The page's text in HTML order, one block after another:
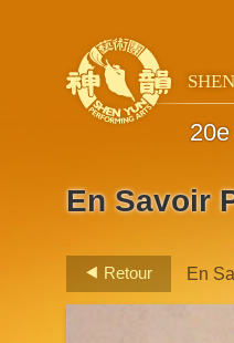
En Savoir
Retour En